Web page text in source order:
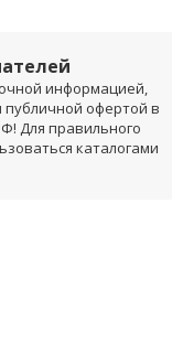
информацией,
публичной офертой в
Для правильного
каталогами